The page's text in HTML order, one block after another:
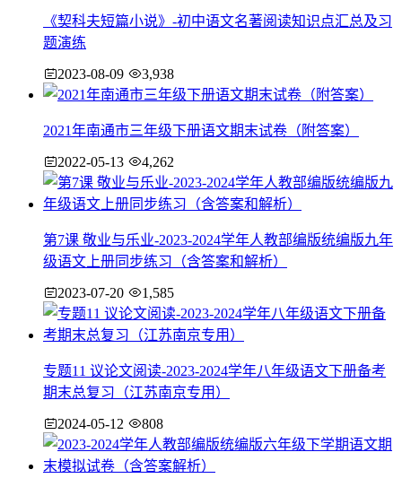
《契科夫短篇小说》-初中语文名著阅读知识点汇总及习
题演练
2023-08-09 3,938
2021年南通市三年级下册语文期末试卷（附答案）
2022-05-13 4,262
第7课 敬业与乐业-2023-2024学年人教部编版统编版九年
级语文上册同步练习（含答案和解析）
2023-07-20 1,585
专题11 议论文阅读-2023-2024学年八年级语文下册备考
期末总复习（江苏南京专用）
2024-05-12 808